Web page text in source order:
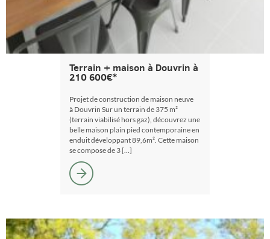
Terrain + maison à Douvrin à
210 600€*
Projet de construction de maison neuve
à Douvrin Sur un terrain de 375 m²
(terrain viabilisé hors gaz), découvrez une
belle maison plain pied contemporaine en
enduit développant 89,6m². Cette maison
se compose de 3 […]